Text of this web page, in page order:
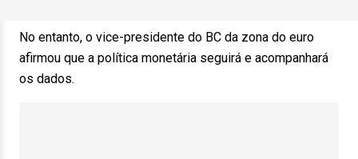
No entanto, o vice-presidente do BC da zona do euro
afirmou que a política monetária seguirá e acompanhará
os dados.